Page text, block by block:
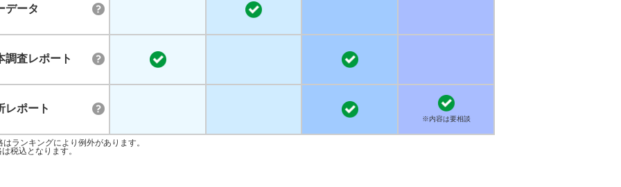
データ
調査レポート
レポート
※内容は要相談
ランキングにより例外があります。
税込となります。